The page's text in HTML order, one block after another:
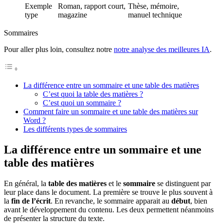
Exemple
type
Roman, rapport court,
magazine
Thèse, mémoire,
manuel technique
Sommaires
Pour aller plus loin, consultez notre notre analyse des meilleures IA.
La différence entre un sommaire et une table des matières
C’est quoi la table des matières ?
C’est quoi un sommaire ?
Comment faire un sommaire et une table des matières sur
Word ?
Les différents types de sommaires
La différence entre un sommaire et une
table des matières
En général, la table des matières et le sommaire se distinguent par
leur place dans le document. La première se trouve le plus souvent à
la fin de l’écrit. En revanche, le sommaire apparait au début, bien
avant le développement du contenu. Les deux permettent néanmoins
de présenter la structure du texte.